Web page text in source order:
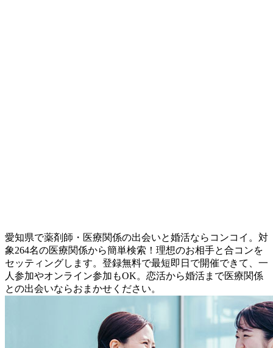
愛知県で薬剤師・医療関係の出会いと婚活ならコンコイ。対
象264名の医療関係から簡単検索！理想のお相手と合コンを
セッティングします。登録無料で最短即日で開催できて、一
人参加やオンライン参加もOK。恋活から婚活まで医療関係
との出会いならおまかせください。